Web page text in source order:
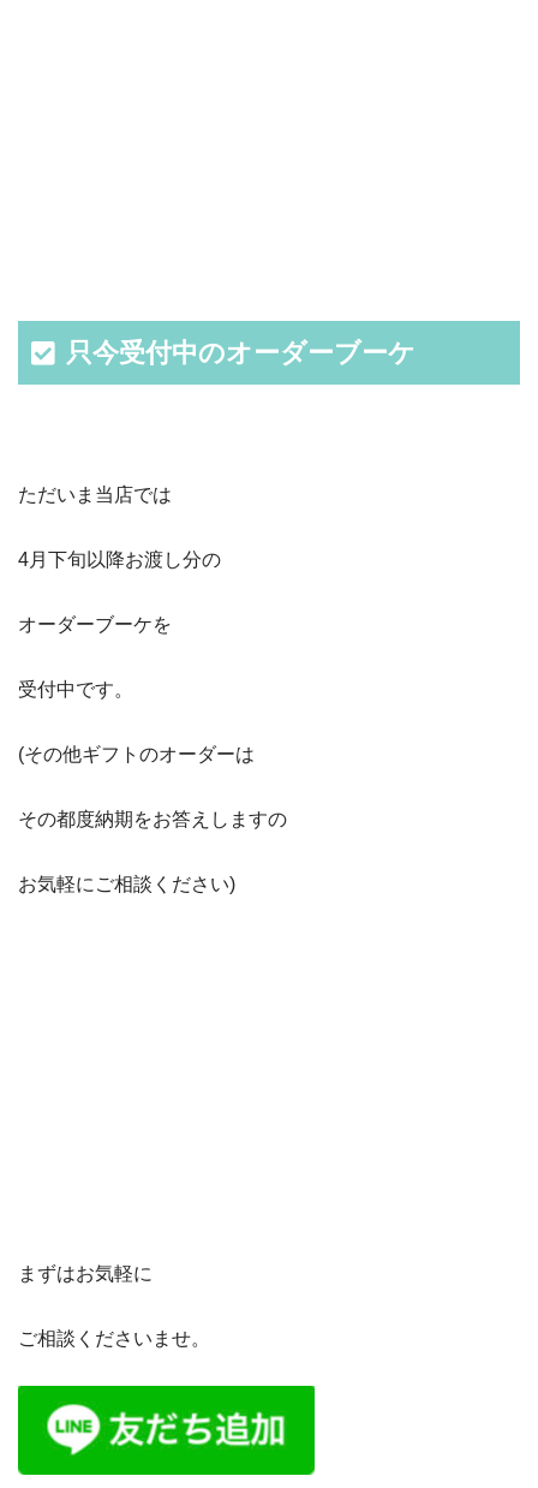
只今受付中のオーダーブーケ
ただいま当店では
4月下旬以降お渡し分の
オーダーブーケを
受付中です。
(その他ギフトのオーダーは
その都度納期をお答えしますの
お気軽にご相談ください)
まずはお気軽に
ご相談くださいませ。